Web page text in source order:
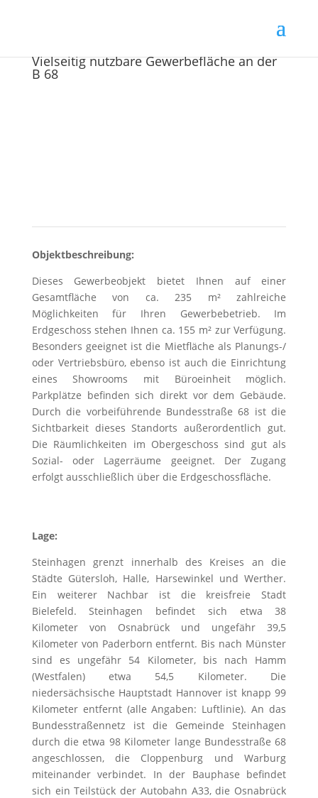
Vielseitig nutzbare Gewerbefläche an der
B 68
Objektbeschreibung:
Dieses Gewerbeobjekt bietet Ihnen auf einer
Gesamtfläche von ca. 235 m² zahlreiche
Möglichkeiten für Ihren Gewerbebetrieb. Im
Erdgeschoss stehen Ihnen ca. 155 m² zur Verfügung.
Besonders geeignet ist die Mietfläche als Planungs-/
oder Vertriebsbüro, ebenso ist auch die Einrichtung
eines Showrooms mit Büroeinheit möglich.
Parkplätze befinden sich direkt vor dem Gebäude.
Durch die vorbeiführende Bundesstraße 68 ist die
Sichtbarkeit dieses Standorts außerordentlich gut.
Die Räumlichkeiten im Obergeschoss sind gut als
Sozial- oder Lagerräume geeignet. Der Zugang
erfolgt ausschließlich über die Erdgeschossfläche.
Lage:
Steinhagen grenzt innerhalb des Kreises an die
Städte Gütersloh, Halle, Harsewinkel und Werther.
Ein weiterer Nachbar ist die kreisfreie Stadt
Bielefeld. Steinhagen befindet sich etwa 38
Kilometer von Osnabrück und ungefähr 39,5
Kilometer von Paderborn entfernt. Bis nach Münster
sind es ungefähr 54 Kilometer, bis nach Hamm
(Westfalen) etwa 54,5 Kilometer. Die
niedersächsische Hauptstadt Hannover ist knapp 99
Kilometer entfernt (alle Angaben: Luftlinie). An das
Bundesstraßennetz ist die Gemeinde Steinhagen
durch die etwa 98 Kilometer lange Bundesstraße 68
angeschlossen, die Cloppenburg und Warburg
miteinander verbindet. In der Bauphase befindet
sich ein Teilstück der Autobahn A33, die Osnabrück